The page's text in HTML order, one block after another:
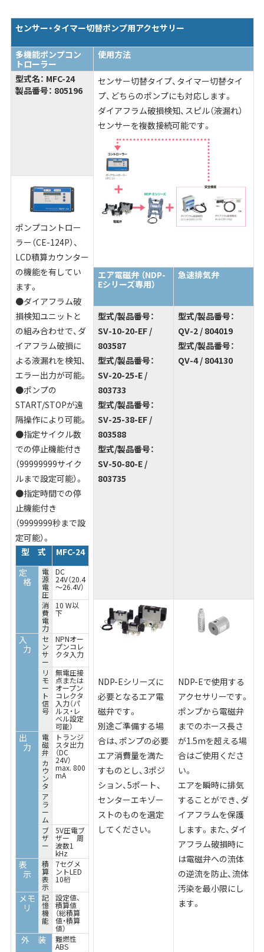
センサー・タイマー切替ポンプ用アクセサリー
多機能ポンプコン
トローラー
使用方法
型式名： MFC-24
製品番号： 805196
センサー切替タイプ、タイマー切替タイ
プ、どちらのポンプにも対応します。
ダイアフラム破損検知、スピル（液漏れ）
センサーを複数接続可能です。
ポンプコントロー
ラー（CE-124P）、
LCD積算カウンター
の機能を有してい
ます。
●ダイアフラム破
損検知ユニットと
の組み合わせで、ダ
イアフラム破損に
よる液漏れを検知、
エラー出力が可能。
●ポンプの
START/STOPが遠
隔操作により可能。
●指定サイクル数
での停止機能付き
（99999999サイク
ルまで設定可能）。
●指定時間での停
止機能付き
（9999999秒まで設
定可能）。
型 式
MFC-24
定
格
電
源
電
圧
DC
24V（20.4
～26.4V）
消
費
電
力
10 W以
下
入
力
セ
ン
サ
ー
NPNオー
プンコレ
クタ入力
リ
モ
ー
ト
信
号
無電圧接
点または
オープン
コレクタ
入力（パ
ルス・レ
ベル設定
可能）
出
力
電
磁
弁
トランジ
スタ出力
（DC
24V）
max. 800
mA
カ
ウ
ン
タ
ア
ラ
ー
ム
ブ
ザ
ー
5V圧電ブ
ザー 周
波数1
kHz
表
示
積
算
表
示
7セグメ
ントLED
10桁
メモ
リ
記
憶
機
能
設定値、
積算値
（総積算
値・積算
値）
外 装 難燃性
ABS
エア電磁弁 （NDP-
Eシリーズ専用）
急速排気弁
型式/製品番号：
SV-10-20-EF /
803587
型式/製品番号：
SV-20-25-E /
803733
型式/製品番号：
SV-25-38-EF /
803588
型式/製品番号：
SV-50-80-E /
803735
型式/製品番号：
QV-2 / 804019
型式/製品番号：
QV-4 / 804130
NDP-Eシリーズに
必要となるエア電
磁弁です。
別途ご準備する場
合は、ポンプの必要
エア消費量を満た
すものとし、3ポジ
ション、5ポート、
センターエキゾー
ストのものを選定
してください。
NDP-Eで使用する
アクセサリーです。
ポンプから電磁弁
までのホース長さ
が1.5mを超える場
合はご使用くださ
い。
エアを瞬時に排気
することができ、ダ
イアフラムを保護
します。また、ダイ
アフラム破損時に
は電磁弁への流体
の逆流を防止、流体
汚染を最小限にし
ます。